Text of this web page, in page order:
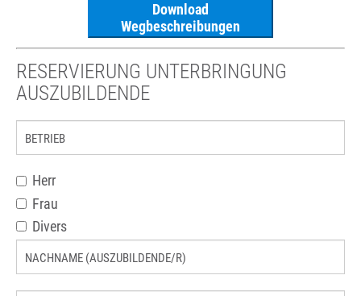
Download
Wegbeschreibungen
RESERVIERUNG UNTERBRINGUNG
AUSZUBILDENDE
Herr
Frau
Divers